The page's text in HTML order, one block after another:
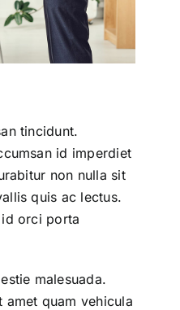
tincidunt.
id imperdiet
non nulla sit
quis ac lectus.
id orci porta
malesuada.
amet quam vehicula